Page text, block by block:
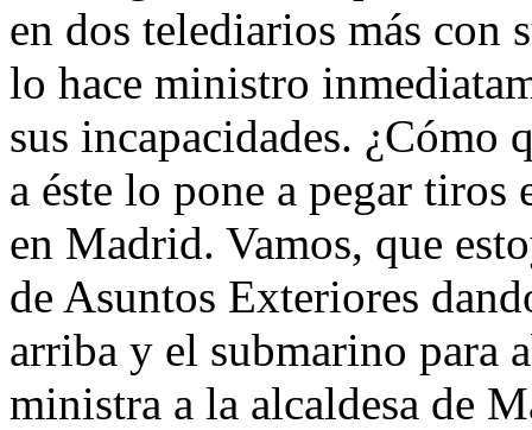
en dos telediarios más con
lo hace ministro
sus incapacidades. ¿Cómo
a éste lo pone a pegar tiros
en Madrid. Vamos, que
de Asuntos Exteriores
arriba y el submarino para
ministra a la alcaldesa de